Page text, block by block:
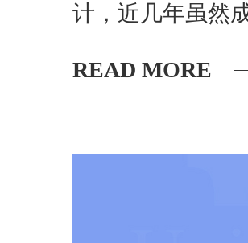
计，近几年虽然
READ MORE